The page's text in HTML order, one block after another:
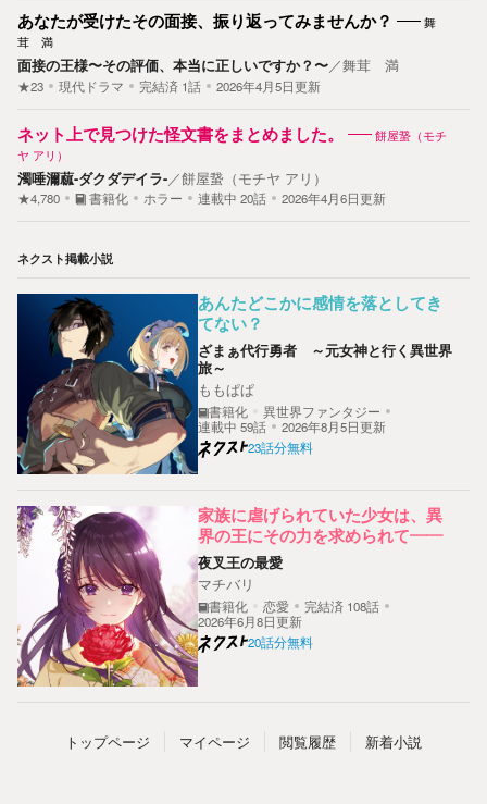
あなたが受けたその面接、振り返ってみませんか？
舞
茸 満
面接の王様〜その評価、本当に正しいですか？〜／舞茸 満
★23 現代ドラマ 完結済 1話 2026年4月5日更新
ネット上で見つけた怪文書をまとめました。
餅屋䖸（モチ
ヤ アリ）
濁唾濔蓏-ダクダデイラ-／餅屋䖸（モチヤ アリ）
★4,780 書籍化 ホラー 連載中 20話 2026年4月6日更新
ネクスト掲載小説
あんたどこかに感情を落としてき
てない？
ざまぁ代行勇者 ～元女神と行く異世界
旅～
ももぱぱ
書籍化
異世界ファンタジー
連載中 59話
2026年8月5日更新
23話分無料
家族に虐げられていた少女は、異
界の王にその力を求められて――
夜叉王の最愛
マチバリ
書籍化 恋愛 完結済 108話
2026年6月8日更新
20話分無料
トップページ マイページ 閲覧履歴 新着小説